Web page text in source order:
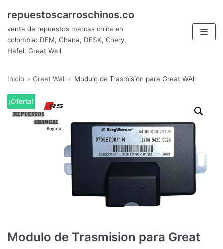
Saltar
contenido
repuestoscarroschinos.co
venta de repuestos marcas china en
colombia: DFM, Chana, DFSK, Chery,
Hafei, Great Wall
Inicio » Great Wall » Modulo de Trasmision para Great WAll
¡Oferta!
Modulo de Trasmision para Great